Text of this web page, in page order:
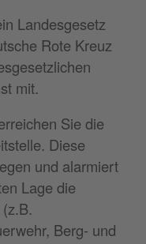
Landesgesetz
Rote Kreuz
mit.
Sie die
Diese
und alarmiert
Lage die
Berg- und